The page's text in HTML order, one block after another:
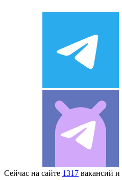
Сейчас на сайте 1317 вакансий и